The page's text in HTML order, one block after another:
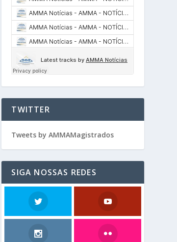
TWITTER
Tweets by AMMAMagistrados
SIGA NOSSAS REDES